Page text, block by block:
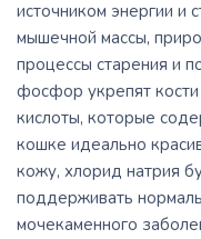
источником энергии и
мышечной массы,
процессы старения и
фосфор укрепят
кислоты, которые
кошке идеально
кожу, хлорид натрия
поддерживать
мочекаменного